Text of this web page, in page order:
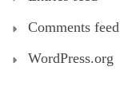
Comments feed
WordPress.org